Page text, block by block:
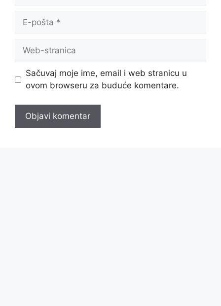
pošta
Web-
Sačuvaj moje ime, email i web stranicu u
ovom browseru za buduće komentare.